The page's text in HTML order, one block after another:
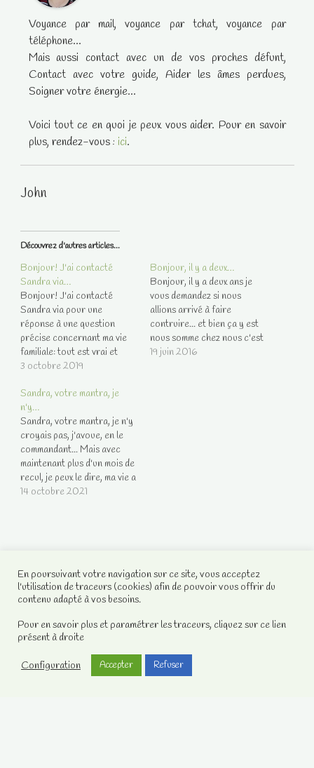
Voyance par mail, voyance par tchat, voyance par
téléphone...
Mais aussi contact avec un de vos proches défunt,
Contact avec votre guide, Aider les âmes perdues,
Soigner votre énergie...
Voici tout ce en quoi je peux vous aider. Pour en savoir
plus, rendez-vous : ici.
John
Découvrez d'autres articles...
Bonjour! J'ai contacté
Sandra via…
Bonjour! J'ai contacté
Sandra via pour une
réponse à une question
précise concernant ma vie
familiale: tout est vrai et
cela m'a aidée à trouver des
pour avoir un message de
mon guide et j'avoue que je
relis régulièrement les deux
petites phrases courtes
mais philosophiques…
3 octobre 2019
Bonjour, il y a deux…
Bonjour, il y a deux ans je
vous demandez si nous
allions arrivé à faire
contruire... et bien ça y est
nous somme chez nous c'est
super ! bravo à vous
19 juin 2016
Sandra, votre mantra, je
n'y…
Sandra, votre mantra, je n'y
croyais pas, j'avoue, en le
commandant... Mais avec
maintenant plus d'un mois de
recul, je peux le dire, ma vie a
commencé à changer ! Je
14 octobre 2021
En poursuivant votre navigation sur ce site, vous acceptez
l'utilisation de traceurs (cookies) afin de pouvoir vous offrir du
contenu adapté à vos besoins.
Pour en savoir plus et paramétrer les traceurs, cliquez sur ce lien
présent à droite
Configuration
Accepter Refuser